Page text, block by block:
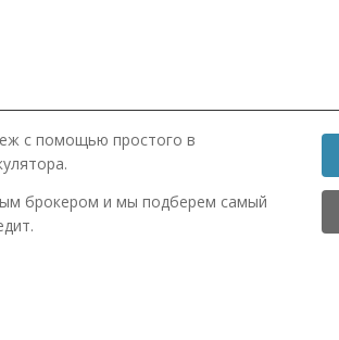
с помощью простого в
брокером и мы подберем самый